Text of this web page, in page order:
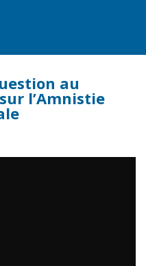
au
l’Amnistie